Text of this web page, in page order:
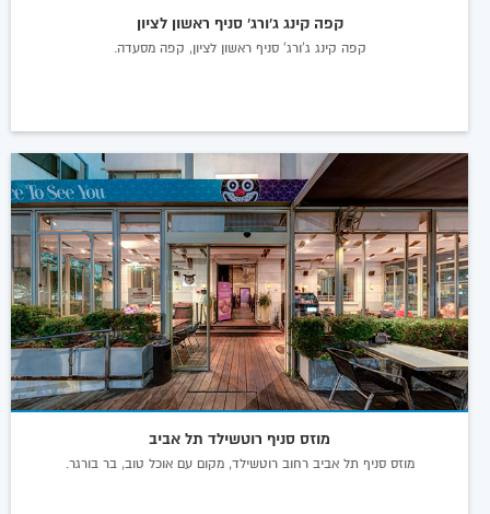
קפה קינג ג'ורג' סניף ראשון לציון
קפה קינג ג'ורג' סניף ראשון לציון, קפה מסעדה.
מוזס סניף רוטשילד תל אביב
מוזס סניף תל אביב רחוב רוטשילד, מקום עם אוכל טוב, בר בורגר.